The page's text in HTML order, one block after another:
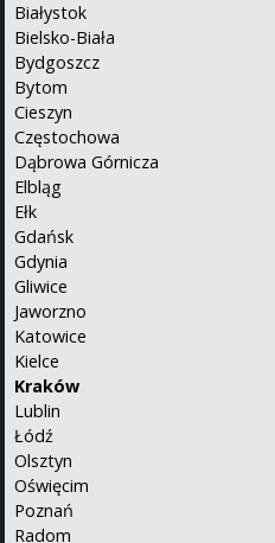
Białystok
Bielsko-Biała
Bydgoszcz
Bytom
Cieszyn
Częstochowa
Dąbrowa Górnicza
Elbląg
Ełk
Gdańsk
Gdynia
Gliwice
Jaworzno
Katowice
Kielce
Kraków
Lublin
Łódź
Olsztyn
Oświęcim
Poznań
Radom